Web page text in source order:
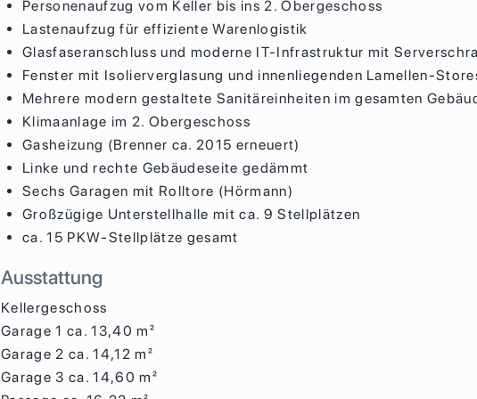
Personenaufzug vom Keller bis ins 2. Obergeschoss
Lastenaufzug für effiziente Warenlogistik
Glasfaseranschluss und moderne IT-Infrastruktur mit
Fenster mit Isolierverglasung und innenliegenden Lamellen-
Mehrere modern gestaltete Sanitäreinheiten im gesamten
Klimaanlage im 2. Obergeschoss
Gasheizung (Brenner ca. 2015 erneuert)
Linke und rechte Gebäudeseite gedämmt
Sechs Garagen mit Rolltore (Hörmann)
Großzügige Unterstellhalle mit ca. 9 Stellplätzen
ca. 15 PKW-Stellplätze gesamt
Ausstattung
Kellergeschoss
Garage 1 ca. 13,40 m²
Garage 2 ca. 14,12 m²
Garage 3 ca. 14,60 m²